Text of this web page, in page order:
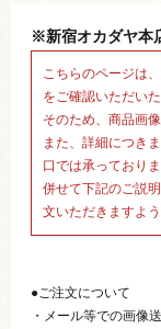
※新宿オカダヤ本
こちらのページは
をご確認いただい
そのため、商品画
また、詳細につき
口では承っておりま
併せて下記のご説
文いただきますよ
●ご注文について
・メール等での画像